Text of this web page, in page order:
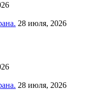
28 июля, 2026
28 июля, 2026